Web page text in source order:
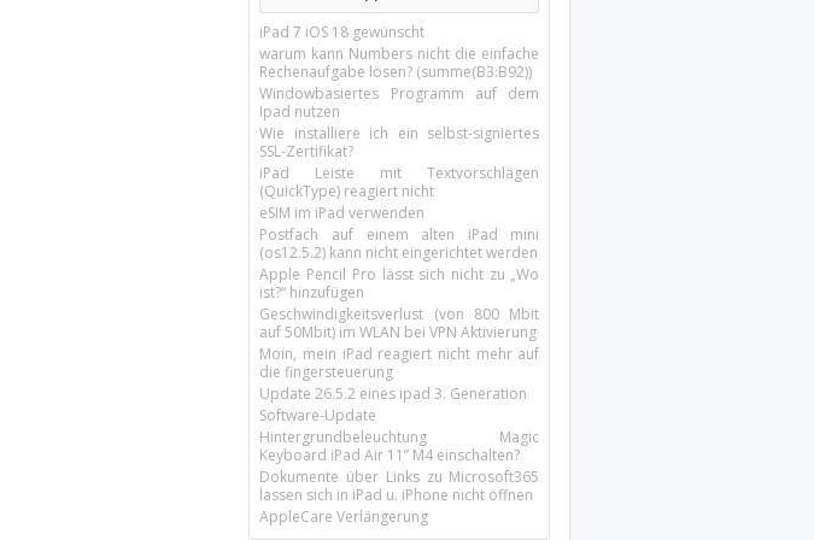
iPad 7 iOS 18 gewünscht
warum kann Numbers nicht die einfache
Rechenaufgabe lösen? (summe(B3:B92))
Windowbasiertes Programm auf dem
Ipad nutzen
Wie installiere ich ein selbst-signiertes
SSL-Zertifikat?
iPad Leiste mit Textvorschlägen
(QuickType) reagiert nicht
eSIM im iPad verwenden
Postfach auf einem alten iPad mini
(os12.5.2) kann nicht eingerichtet werden
Apple Pencil Pro lässt sich nicht zu „Wo
ist?“ hinzufügen
Geschwindigkeitsverlust (von 800 Mbit
auf 50Mbit) im WLAN bei VPN Aktivierung
Moin, mein iPad reagiert nicht mehr auf
die fingersteuerung
Update 26.5.2 eines ipad 3. Generation
Software-Update
Hintergrundbeleuchtung Magic
Keyboard iPad Air 11’’ M4 einschalten?
Dokumente über Links zu Microsoft365
lassen sich in iPad u. iPhone nicht öffnen
AppleCare Verlängerung